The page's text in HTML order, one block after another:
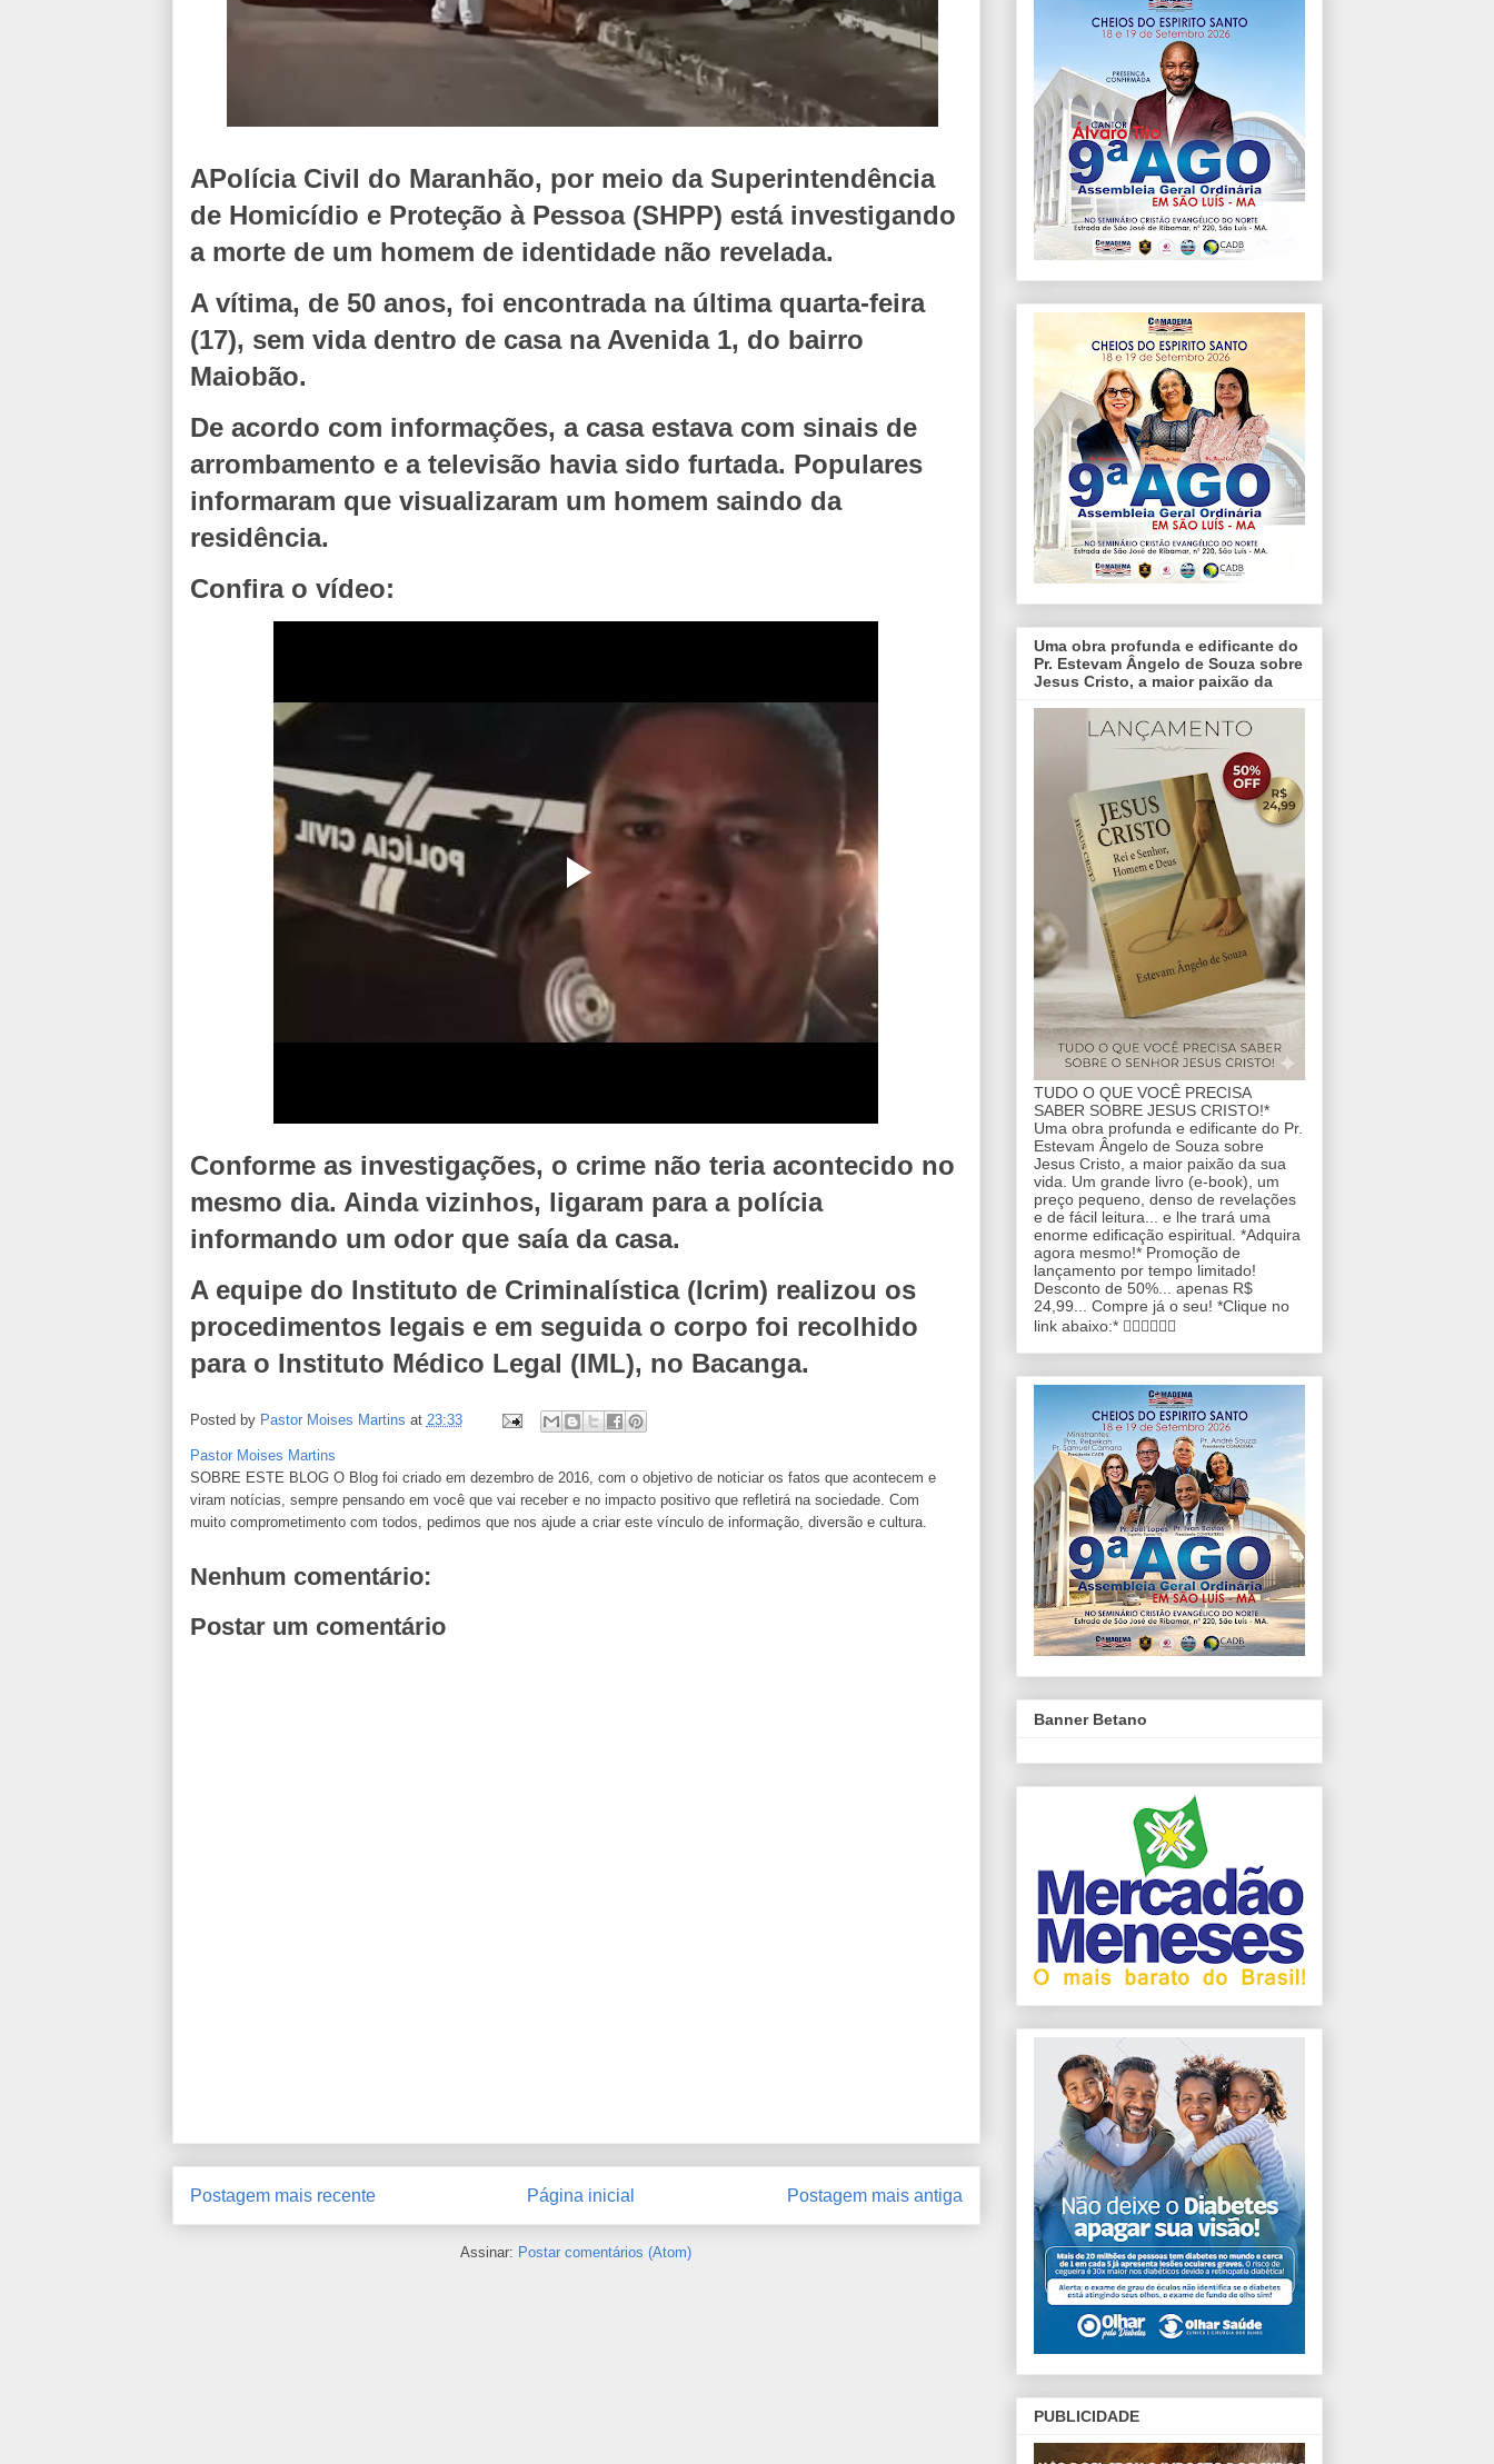
APolícia Civil do Maranhão, por meio da Superintendência
de Homicídio e Proteção à Pessoa (SHPP) está investigando
a morte de um homem de identidade não revelada.
A vítima, de 50 anos, foi encontrada na última quarta-feira
(17), sem vida dentro de casa na Avenida 1, do bairro
Maiobão.
De acordo com informações, a casa estava com sinais de
arrombamento e a televisão havia sido furtada. Populares
informaram que visualizaram um homem saindo da
residência.
Confira o vídeo:
Conforme as investigações, o crime não teria acontecido no
mesmo dia. Ainda vizinhos, ligaram para a polícia
informando um odor que saía da casa.
A equipe do Instituto de Criminalística (Icrim) realizou os
procedimentos legais e em seguida o corpo foi recolhido
para o Instituto Médico Legal (IML), no Bacanga.
Posted by Pastor Moises Martins at 23:33
Pastor Moises Martins
SOBRE ESTE BLOG O Blog foi criado em dezembro de 2016, com o objetivo de noticiar os fatos que acontecem e
viram notícias, sempre pensando em você que vai receber e no impacto positivo que refletirá na sociedade. Com
muito comprometimento com todos, pedimos que nos ajude a criar este vínculo de informação, diversão e cultura.
Nenhum comentário:
Postar um comentário
Postagem mais recente Postagem mais antiga
Página inicial
Assinar: Postar comentários (Atom)
Uma obra profunda e edificante do
Pr. Estevam Ângelo de Souza sobre
Jesus Cristo, a maior paixão da
TUDO O QUE VOCÊ PRECISA
SABER SOBRE JESUS CRISTO!*
Uma obra profunda e edificante do Pr.
Estevam Ângelo de Souza sobre
Jesus Cristo, a maior paixão da sua
vida. Um grande livro (e-book), um
preço pequeno, denso de revelações
e de fácil leitura... e lhe trará uma
enorme edificação espiritual. *Adquira
agora mesmo!* Promoção de
lançamento por tempo limitado!
Desconto de 50%... apenas R$
24,99... Compre já o seu! *Clique no
link abaixo:* 👇🏼👇🏼👇🏼
Banner Betano
PUBLICIDADE